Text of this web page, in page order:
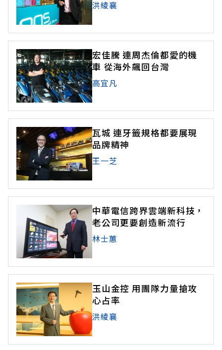
洪綾襄
宏佳騰 連周杰倫都愛的機
車 從海外飆回台灣
高宜凡
瓦城 連牙籤規格都要展現
品牌精神
王一芝
中華電信跨界雲端新科技，
老公司更要創造新流行
林士蕙
玉山金控 用團隊力量搶攻
心占率
洪綾襄